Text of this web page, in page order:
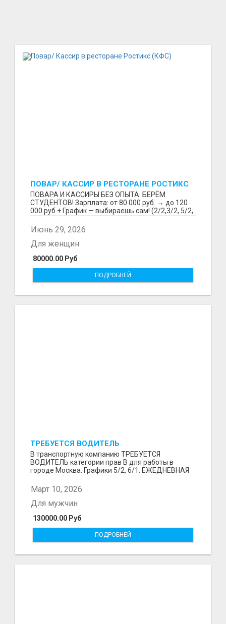
ПОВАР/ КАССИР В РЕСТОРАНЕ РОСТИКС
(КФС)
ПОВАРА И КАССИРЫ БЕЗ ОПЫТА: БЕРЁМ
СТУДЕНТОВ! Зарплата: от 80 000 руб. → до 120
000 руб.+ График — выбираешь сам! (2/2,3/2, 5/2,
6/1,4/2) Раб...
Июнь 29, 2026
80000.00 Руб
Для женщин
ПОДРОБНЕЙ
ТРЕБУЕТСЯ ВОДИТЕЛЬ
В транспортную компанию ТРЕБУЕТСЯ
ВОДИТЕЛЬ категории прав В для работы в
городе Москва. Графики 5/2, 6/1. ЕЖЕДНЕВНАЯ
Март 10, 2026
130000.00 Руб
Для мужчин
ПОДРОБНЕЙ